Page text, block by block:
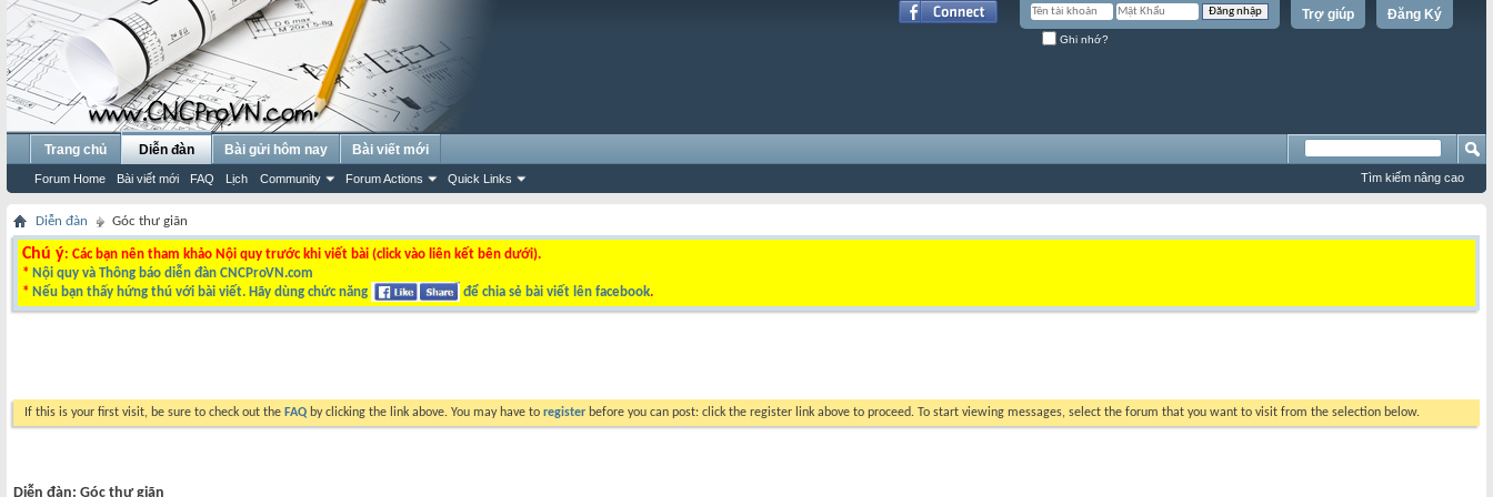
Đăng Ký
Trợ giúp
Ghi nhớ?
Trang chủ Diễn đàn
Forum Home Bài viết mới FAQ Lịch Community Forum Actions Quick Links
Bài gửi hôm nay Bài viết mới
Tìm kiếm nâng cao
Diễn đàn Góc thư giãn
Chú ý: Các bạn nên tham khảo Nội quy trước khi viết bài (click vào liên kết bên dưới).
* Nội quy và Thông báo diễn đàn CNCProVN.com
* Nếu bạn thấy hứng thú với bài viết. Hãy dùng chức năng để chia sẻ bài viết lên facebook.
If this is your first visit, be sure to check out the FAQ by clicking the link above. You may have to register before you can post: click the register link above to proceed. To start viewing messages, select the forum that you want to visit from the selection below.
Diễn đàn: Góc thư giãn